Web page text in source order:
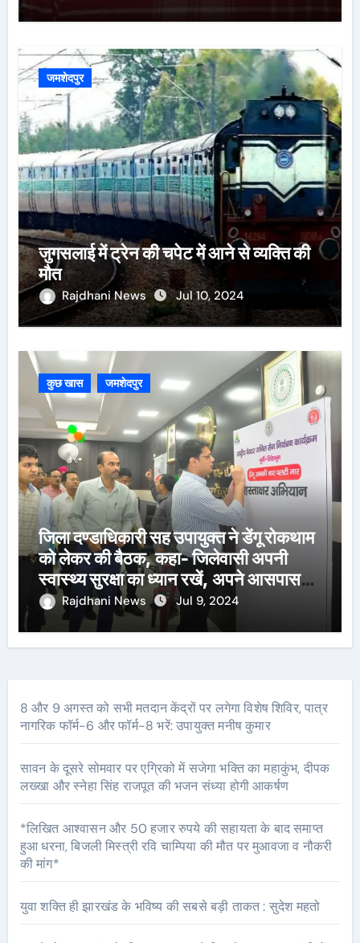
जमशेदपुर
जुगसलाई में ट्रेन की चपेट में आने से व्यक्ति की
मौत
Rajdhani News Jul 10, 2024
कुछ खास जमशेदपुर
जिला दण्डाधिकारी सह उपायुक्त ने डेंगू रोकथाम
को लेकर की बैठक, कहा- जिलेवासी अपनी
स्वास्थ्य सुरक्षा का ध्यान रखें, अपने आसपास
पानी जमा न होने दें
Rajdhani News Jul 9, 2024
8 और 9 अगस्त को सभी मतदान केंद्रों पर लगेगा विशेष शिविर, पात्र
नागरिक फॉर्म-6 और फॉर्म-8 भरें: उपायुक्त मनीष कुमार
सावन के दूसरे सोमवार पर एग्रिको में सजेगा भक्ति का महाकुंभ, दीपक
लख्खा और स्नेहा सिंह राजपूत की भजन संध्या होगी आकर्षण
*लिखित आश्वासन और 50 हजार रुपये की सहायता के बाद समाप्त
हुआ धरना, बिजली मिस्त्री रवि चाम्पिया की मौत पर मुआवजा व नौकरी
की मांग*
युवा शक्ति ही झारखंड के भविष्य की सबसे बड़ी ताकत : सुदेश महतो